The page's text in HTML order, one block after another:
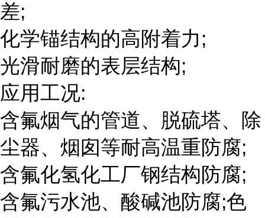
差;
化学锚结构的高附着力;
光滑耐磨的表层结构;
应用工况:
含氟烟气的管道、脱硫塔、除
尘器、烟囱等耐高温重防腐;
含氟化氢化工厂钢结构防腐;
含氟污水池、酸碱池防腐;色